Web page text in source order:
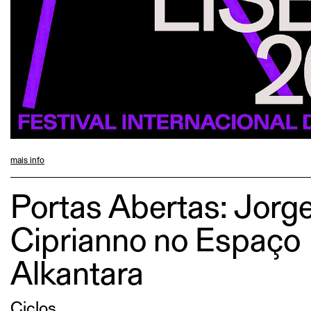
mais info
Portas Abertas:
Ciprianno no Espaço
Alkantara